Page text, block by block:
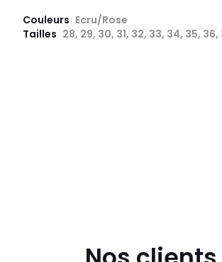
Couleurs Ecru/Rose
Tailles 28, 29, 30, 31, 32, 33, 34, 35, 36,